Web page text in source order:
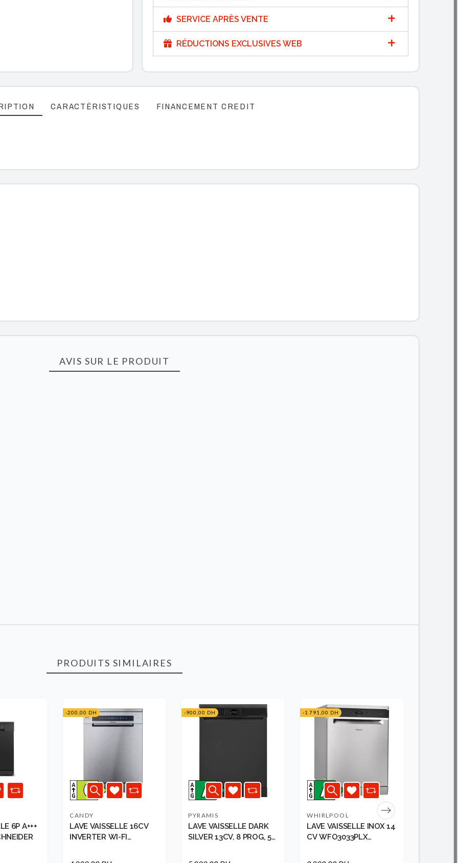
SERVICE APRÈS VENTE
RÉDUCTIONS EXCLUSIVES WEB
CARACTÉRISTIQUES FINANCEMENT CREDIT
AVIS SUR LE PRODUIT
PRODUITS SIMILAIRES
6P A+++
-200,00 DH
CANDY
LAVE VAISSELLE 16CV
INVERTER WI-FI
-900,00 DH
PYRAMIS
LAVE VAISSELLE DARK
SILVER 13CV, 8 PROG, 5
-1 791,00 DH
WHIRLPOOL
LAVE VAISSELLE INOX 14
CV WFO3033PLX